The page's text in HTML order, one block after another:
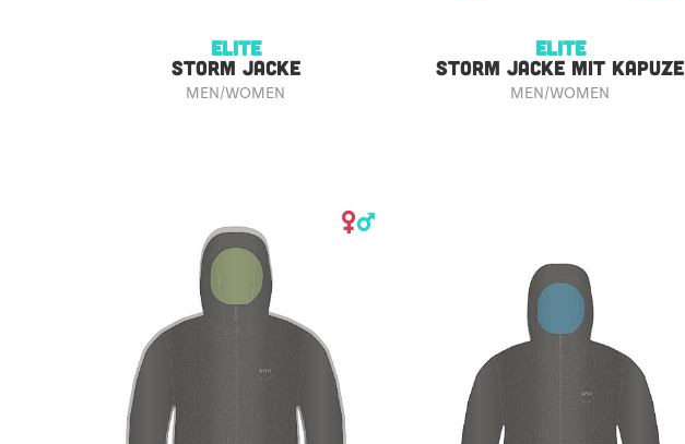
ELITE
STORM JACKE
MEN/WOMEN
ELITE
STORM JACKE MIT KAPUZE
MEN/WOMEN